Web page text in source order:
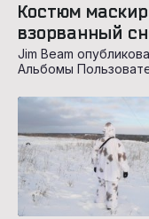
Костюм
взорванный
Jim Beam
Альбомы